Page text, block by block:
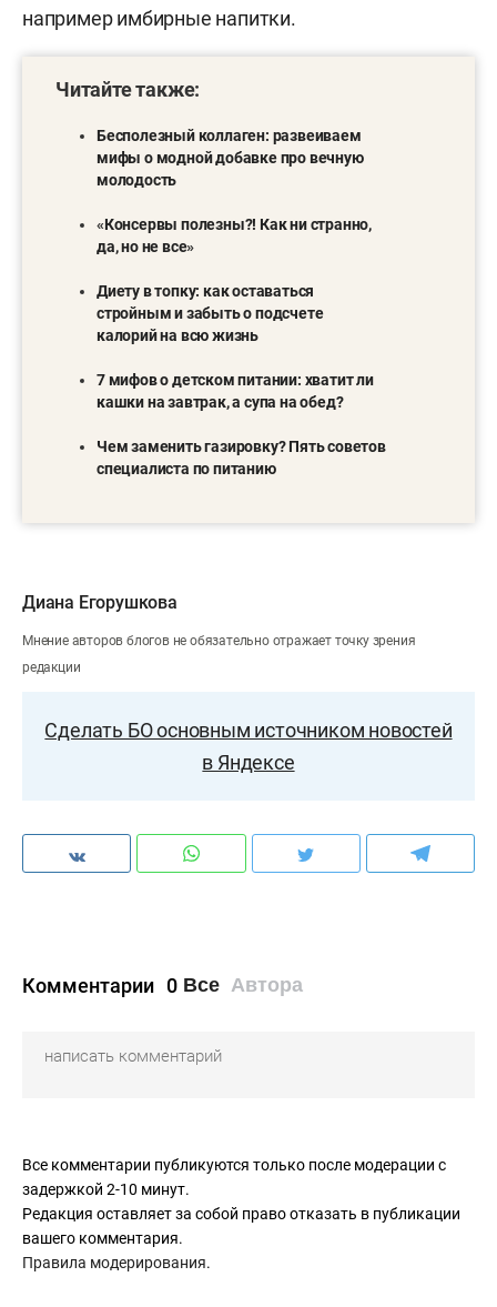
например имбирные напитки.
Читайте также:
Бесполезный коллаген: развеиваем
мифы о модной добавке про вечную
молодость
«Консервы полезны?! Как ни странно,
да, но не все»
Диету в топку: как оставаться
стройным и забыть о подсчете
калорий на всю жизнь
7 мифов о детском питании: хватит ли
кашки на завтрак, а супа на обед?
Чем заменить газировку? Пять советов
специалиста по питанию
Диана Егорушкова
Мнение авторов блогов не обязательно отражает точку зрения
редакции
Сделать БО основным источником новостей
в Яндексе
Комментарии 0 Все Автора
Все комментарии публикуются только после модерации с
задержкой 2-10 минут.
Редакция оставляет за собой право отказать в публикации
вашего комментария.
Правила модерирования.